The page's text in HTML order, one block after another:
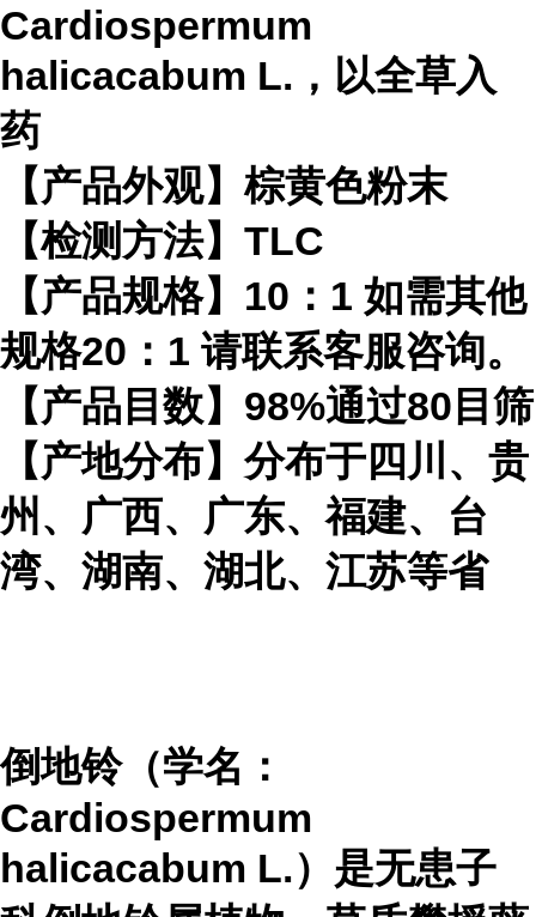
Cardiospermum
halicacabum L.，以全草入
药
【产品外观】棕黄色粉末
【检测方法】TLC
【产品规格】10：1 如需其他
规格20：1 请联系客服咨询。
【产品目数】98%通过80目筛
【产地分布】分布于四川、贵
州、广西、广东、福建、台
湾、湖南、湖北、江苏等省
倒地铃（学名：
Cardiospermum
halicacabum L.）是无患子